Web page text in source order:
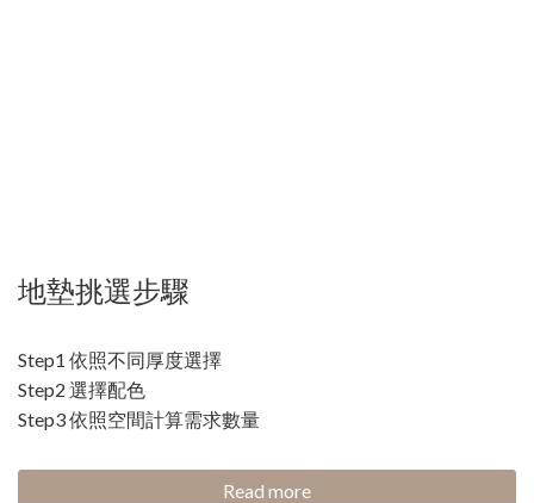
地墊挑選步驟
Step1 依照不同厚度選擇
Step2 選擇配色
Step3 依照空間計算需求數量
Read more